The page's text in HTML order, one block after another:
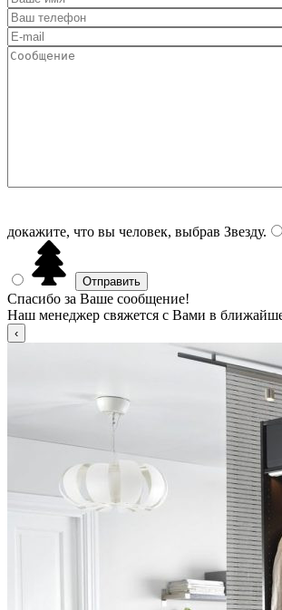
докажите, что вы человек, выбрав Звезду.
Спасибо за Ваше сообщение!
Наш менеджер свяжется с Вами в